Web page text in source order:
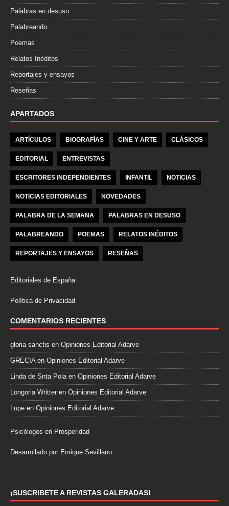
Palabras en desuso
Palabreando
Poemas
Relatos Inéditos
Reportajes y ensayos
Reseñas
APARTADOS
ARTÍCULOS BIOGRAFÍAS CINE Y ARTE CLÁSICOS
EDITORIAL ENTREVISTAS
ESCRITORES INDEPENDIENTES INFANTIL NOTICIAS
NOTICIAS EDITORIALES NOVEDADES
PALABRA DE LA SEMANA PALABRAS EN DESUSO
PALABREANDO POEMAS RELATOS INÉDITOS
REPORTAJES Y ENSAYOS RESEÑAS
Editoriales de España
Política de Privacidad
COMENTARIOS RECIENTES
gloria sanctis en Opiniones Editorial Adarve
GRECIAen Opiniones Editorial Adarve
Linda de Snta Polaen Opiniones Editorial Adarve
Longoria Writter en Opiniones Editorial Adarve
Lupe en Opiniones Editorial Adarve
Psicólogos en Prosperidad
Desarrollado por Enrique Sevillano
¡SUSCRIBETE A REVISTAS GALERADAS!